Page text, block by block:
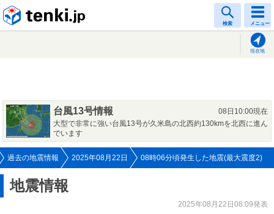
検索 メニュー
現在地
台風13号情報
08日10:00現在
大型で非常に強い台風13号が久米島の北西約130kmを北西に進ん
でいます
過去の地震情報 2025年08月22日 08時06分頃発生した地震(最大震度2)
地震情報
2025年08月22日08:09発表